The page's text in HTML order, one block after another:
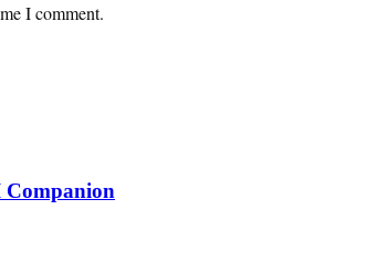
I comment.